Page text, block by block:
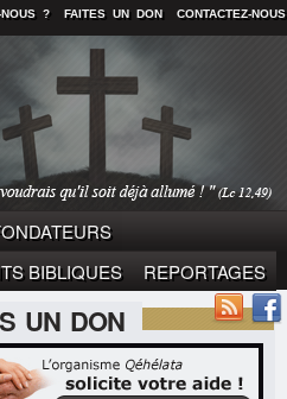
? FAITES UN DON CONTACTEZ-NOUS
BIBLIQUES
REPORTAGES
UN DON